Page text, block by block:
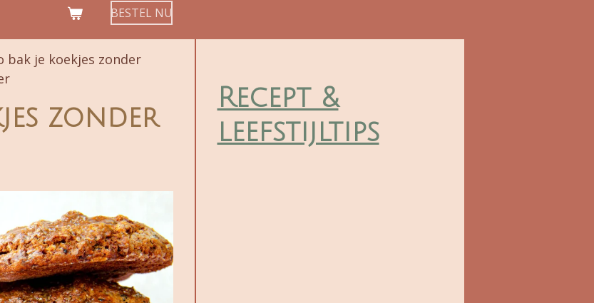
BESTEL NU
bak je koekjes zonder
zonder
Recept &
leefstijltips